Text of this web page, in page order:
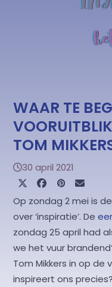
WAAR TE
TOM
30 april 2021
Op zondag 2 mei is
over ‘inspiratie’. De
zondag 25 april had
we het vuur
Tom Mikkers in op de
inspireert ons